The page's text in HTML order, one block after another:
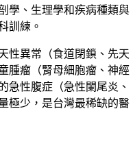
學、生理學和疾病種類與
訓練。
性異常（食道閉鎖、先天
腫瘤（腎母細胞瘤、神經
急性腹症（急性闌尾炎、
極少，是台灣最稀缺的醫